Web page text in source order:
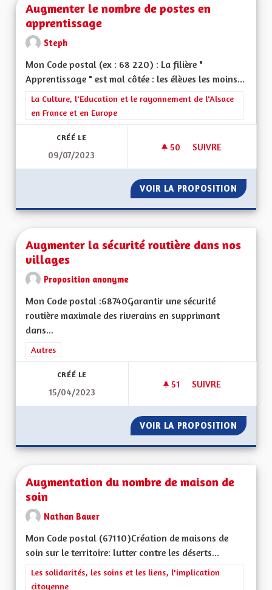
Augmenter le nombre de postes en
apprentissage
Steph
Mon Code postal (ex : 68 220) : La filière "
Apprentissage " est mal côtée : les élèves les moins...
Filtrer les résultats de la catégorie : La Culture, l'Education et
La Culture, l'Education et le rayonnement de l'Alsace
en France et en Europe
CRÉÉ LE
09/07/2023
50 50 ABONNÉS
SUIVRE
VOIR LA PROPOSITION
Augmenter la sécurité routière dans nos
villages
Proposition anonyme
Mon Code postal :68740Garantir une sécurité
routière maximale des riverains en supprimant
dans...
Filtrer les résultats de la catégorie : Autres
Autres
CRÉÉ LE
15/04/2023
51 51 ABONNÉS
SUIVRE
VOIR LA PROPOSITION
Augmentation du nombre de maison de
soin
Nathan Bauer
Mon Code postal (67110) Création de maisons de
soin sur le territoire: lutter contre les déserts...
Filtrer les résultats de la catégorie : Les solidarités, les soins
Les solidarités, les soins et les liens, l'implication
citoyenne